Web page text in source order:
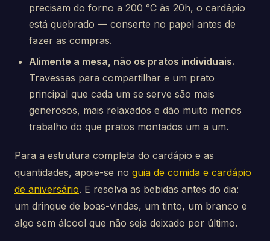
precisam do forno a 200 °C às 20h, o cardápio
está quebrado — conserte no papel antes de
fazer as compras.
Alimente a mesa, não os pratos individuais.
Travessas para compartilhar e um prato
principal que cada um se serve são mais
generosos, mais relaxados e dão muito menos
trabalho do que pratos montados um a um.
Para a estrutura completa do cardápio e as
quantidades, apoie-se no guia de comida e cardápio
de aniversário. E resolva as bebidas antes do dia:
um drinque de boas-vindas, um tinto, um branco e
algo sem álcool que não seja deixado por último.